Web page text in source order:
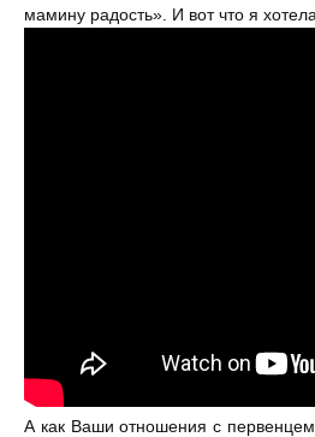
мамину радость». И вот что я
А как Ваши отношения с
Братья и сестры